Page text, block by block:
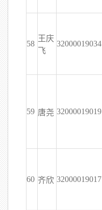
58
王庆
飞
32000019034
59 唐尧 32000019019
60 齐欣 32000019017